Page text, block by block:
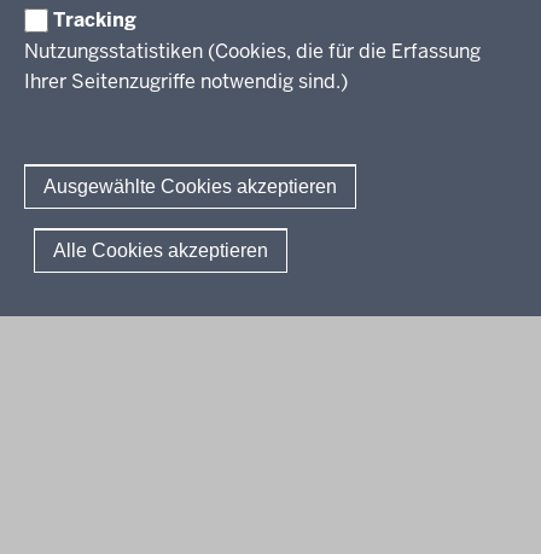
Tracking
Nutzungsstatistiken (Cookies, die für die Erfassung
Ihrer Seitenzugriffe notwendig sind.)
Ausgewählte Cookies akzeptieren
Alle Cookies akzeptieren
Erwachsenenbildung
Wir über uns
Berichtswesen Weiterbildung
ElternMitWirkung NRW
KI:EB
Amtsblattabonnieren
© 2026 QUA-LiS
Fußzeile
Impressum Datenschutzerklärung